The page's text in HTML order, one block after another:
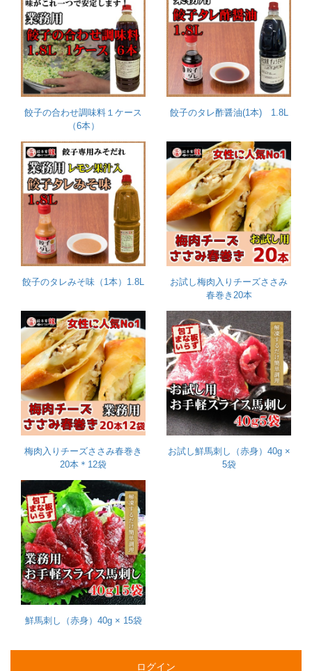
餃子の合わせ調味料１ケース
（6本）
餃子のタレ酢醤油(1本) 1.8L
餃子のタレみそ味（1本）1.8L
お試し梅肉入りチーズささみ
春巻き20本
梅肉入りチーズささみ春巻き
20本＊12袋
お試し鮮馬刺し（赤身）40g ×
5袋
鮮馬刺し（赤身）40g × 15袋
ログイン